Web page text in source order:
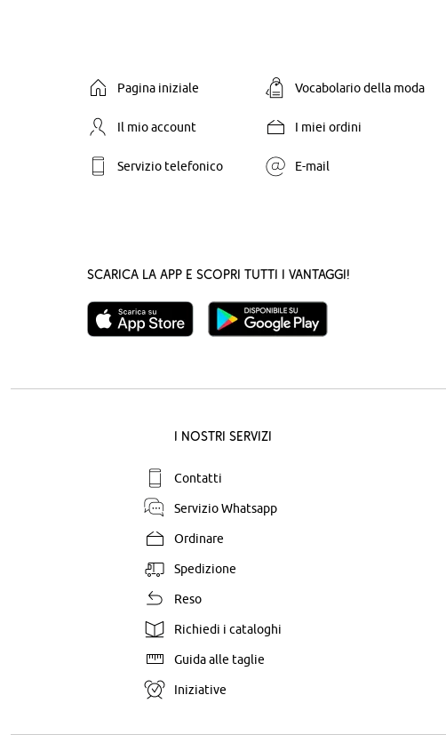
Pagina iniziale Vocabolario della moda
Il mio account I miei ordini
Servizio telefonico E-mail
Scarica la App e scopri tutti i vantaggi!
I nostri servizi
Contatti
Servizio Whatsapp
Ordinare
Spedizione
Reso
Richiedi i cataloghi
Guida alle taglie
Iniziative